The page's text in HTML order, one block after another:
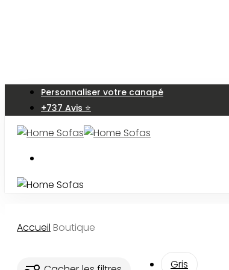
Personnaliser votre canapé
+737 Avis ⭐
Accueil Boutique
Gris